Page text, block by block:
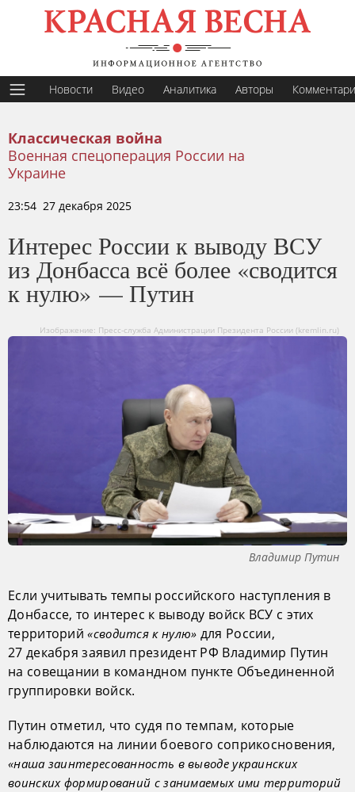
Новости Видео Аналитика Авторы
Классическая война
Военная спецоперация России на
Украине
23:54 27 декабря 2025
Интерес России к выводу ВСУ
из Донбасса всё более «сводится
к нулю» — Путин
Изображение: Пресс-служба Администрации Президента России (kremlin.ru)
Владимир Путин
Если учитывать темпы российского наступления в
Донбассе, то интерес к выводу войск ВСУ с этих
территорий«сводится к нулю» для России,
27 декабря заявил президент РФ Владимир Путин
на совещании в командном пункте Объединенной
группировки войск.
Путин отметил, что судя по темпам, которые
наблюдаются на линии боевого соприкосновения,
«наша заинтересованность в выводе украинских
воинских формирований с занимаемых ими территорий